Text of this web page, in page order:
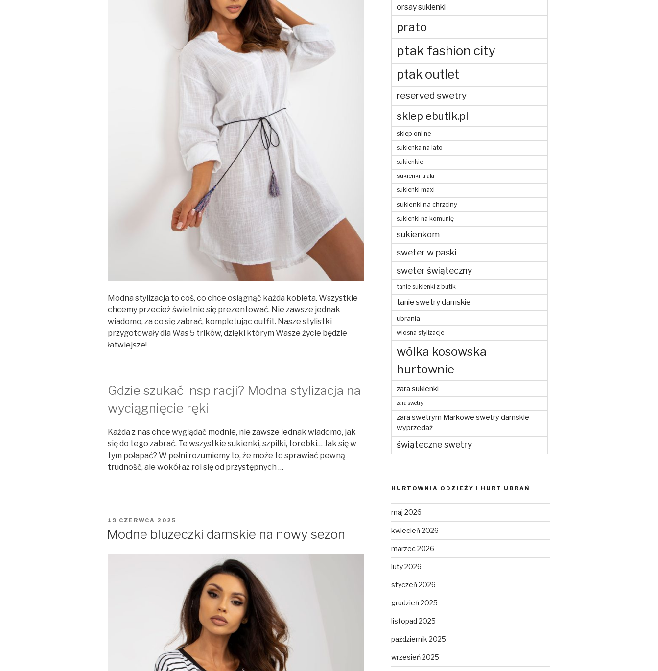
Modna stylizacja to coś, co chce osiągnąć każda kobieta. Wszystkie
chcemy przecież świetnie się prezentować. Nie zawsze jednak
wiadomo, za co się zabrać, kompletując outfit. Nasze stylistki
przygotowały dla Was 5 trików, dzięki którym Wasze życie będzie
łatwiejsze!
Gdzie szukać inspiracji? Modna stylizacja na
wyciągnięcie ręki
Każda z nas chce wyglądać modnie, nie zawsze jednak wiadomo, jak
się do tego zabrać. Te wszystkie sukienki, szpilki, torebki… Jak się w
tym połapać? W pełni rozumiemy to, że może to sprawiać pewną
trudność, ale wokół aż roi się od przystępnych …
OPUBLIKOWANE
19 CZERWCA 2025
Modne bluzeczki damskie na nowy sezon
orsay sukienki
prato
ptak fashion city
ptak outlet
reserved swetry
sklep ebutik.pl
sklep online
sukienka na lato
sukienkie
sukienki lalala
sukienki maxi
sukienki na chrzciny
sukienki na komunię
sukienkom
sweter w paski
sweter świąteczny
tanie sukienki z butik
tanie swetry damskie
ubrania
wiosna stylizacje
wólka kosowska
hurtownie
zara sukienki
zara swetry
zara swetrym Markowe swetry damskie
wyprzedaż
świąteczne swetry
HURTOWNIA ODZIEŻY I HURT UBRAŃ
maj 2026
kwiecień 2026
marzec 2026
luty 2026
styczeń 2026
grudzień 2025
listopad 2025
październik 2025
wrzesień 2025